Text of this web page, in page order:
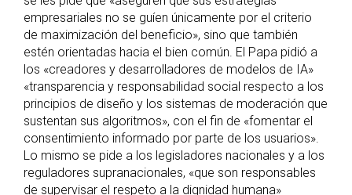
empresariales no se guíen únicamente por el criterio
de maximización del beneficio», sino que también
estén orientadas hacia el bien común. El Papa pidió a
los «creadores y desarrolladores de modelos de IA»
«transparencia y responsabilidad social respecto a los
principios de diseño y los sistemas de moderación que
sustentan sus algoritmos», con el fin de «fomentar el
consentimiento informado por parte de los usuarios».
Lo mismo se pide a los legisladores nacionales y a los
reguladores supranacionales, «que son responsables
de supervisar el respeto a la dignidad humana»